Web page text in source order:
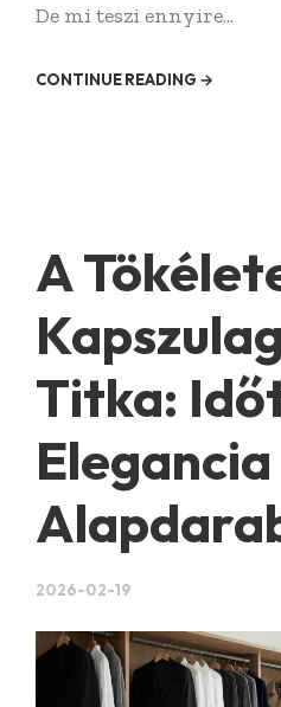
De mi teszi ennyire...
CONTINUE READING →
A
Titka:
Elegancia
2026-02-19